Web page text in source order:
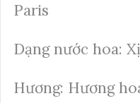
Paris
Dạng nước hoa:
Hương: Hương